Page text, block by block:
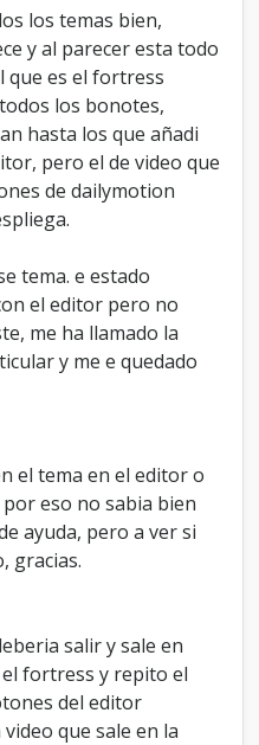
c
o
n
e
l
e
m
a
t
r
e
s
los temas bien,
y al parecer esta todo
que es el fortress
los bonotes,
hasta los que añadi
pero el de video que
de dailymotion
tema. e estado
el editor pero no
me ha llamado la
y me e quedado
el tema en el editor o
eso no sabia bien
ayuda, pero a ver si
gracias.
salir y sale en
fortress y repito el
del editor
que sale en la